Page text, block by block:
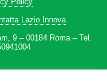
Lazio Innova
9 – 00184 Roma – Tel.